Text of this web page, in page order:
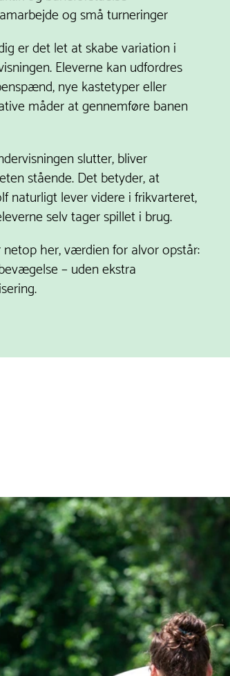
og små turneringer
er det let at skabe variation i
Eleverne kan udfordres
nye kastetyper eller
måder at gennemføre banen
slutter, bliver
stående. Det betyder, at
naturligt lever videre i frikvarteret,
selv tager spillet i brug.
netop her, værdien for alvor opstår:
– uden ekstra